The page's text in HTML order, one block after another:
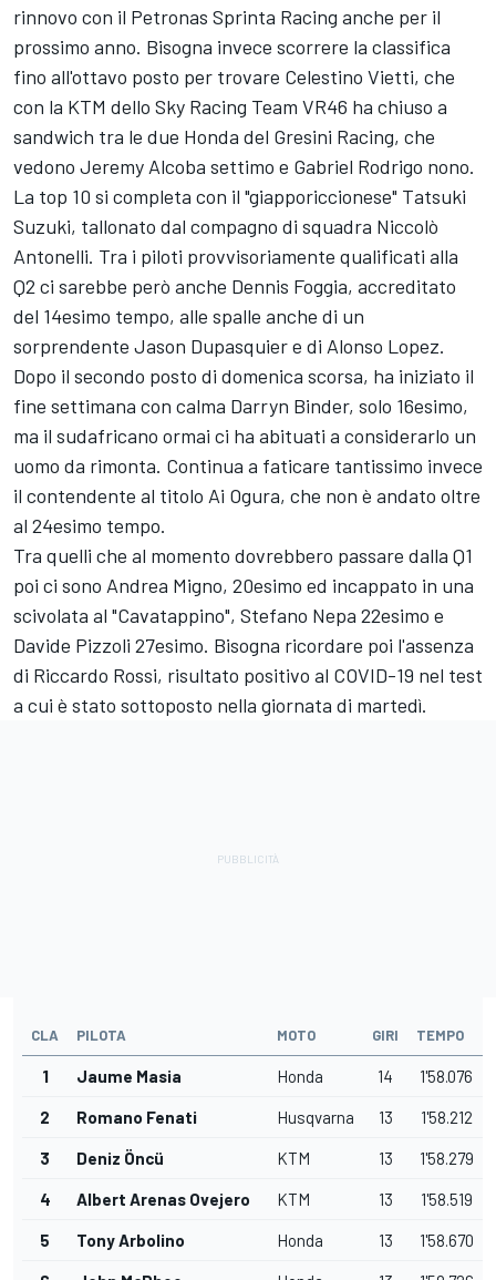
rinnovo con il Petronas Sprinta Racing anche per il
prossimo anno. Bisogna invece scorrere la classifica
fino all'ottavo posto per trovare Celestino Vietti, che
con la KTM dello Sky Racing Team VR46 ha chiuso a
sandwich tra le due Honda del Gresini Racing, che
vedono Jeremy Alcoba settimo e Gabriel Rodrigo nono.
La top 10 si completa con il "giapporiccionese" Tatsuki
Suzuki, tallonato dal compagno di squadra Niccolò
Antonelli. Tra i piloti provvisoriamente qualificati alla
Q2 ci sarebbe però anche Dennis Foggia, accreditato
del 14esimo tempo, alle spalle anche di un
sorprendente Jason Dupasquier e di Alonso Lopez.
Dopo il secondo posto di domenica scorsa, ha iniziato il
fine settimana con calma Darryn Binder, solo 16esimo,
ma il sudafricano ormai ci ha abituati a considerarlo un
uomo da rimonta. Continua a faticare tantissimo invece
il contendente al titolo Ai Ogura, che non è andato oltre
al 24esimo tempo.
Tra quelli che al momento dovrebbero passare dalla Q1
poi ci sono Andrea Migno, 20esimo ed incappato in una
scivolata al "Cavatappino", Stefano Nepa 22esimo e
Davide Pizzoli 27esimo. Bisogna ricordare poi l'assenza
di Riccardo Rossi, risultato positivo al COVID-19 nel test
a cui è stato sottoposto nella giornata di martedì.
CLA PILOTA MOTO GIRI TEMPO
1 Jaume Masia Honda 14 1'58.076
2 Romano Fenati Husqvarna 13 1'58.212
3 Deniz Öncü KTM 13 1'58.279
4 Albert Arenas Ovejero KTM 13 1'58.519
5 Tony Arbolino Honda 13 1'58.670